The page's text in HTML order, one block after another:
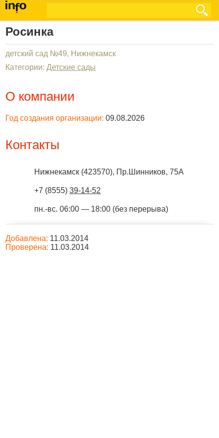
Росинка
детский сад №49, Нижнекамск
Категории: Детские сады
О компании
Год создания организации: 09.08.2026
Контакты
Нижнекамск (423570), Пр.Шинников, 75А
+7 (8555) 39-14-52
пн.-вс. 06:00 — 18:00 (без перерыва)
Добавлена: 11.03.2014
Проверена: 11.03.2014